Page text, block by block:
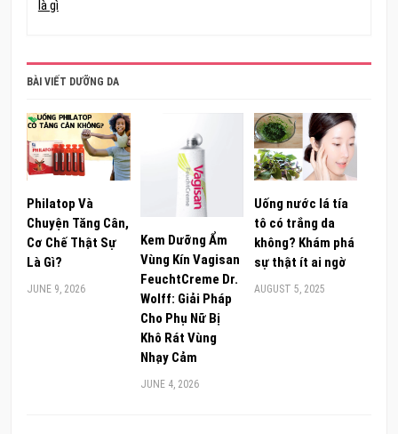
là gì
BÀI VIẾT DƯỠNG DA
Philatop Và
Chuyện Tăng Cân,
Cơ Chế Thật Sự
Là Gì?
JUNE 9, 2026
Kem Dưỡng Ẩm
Vùng Kín Vagisan
FeuchtCreme Dr.
Wolff: Giải Pháp
Cho Phụ Nữ Bị
Khô Rát Vùng
Nhạy Cảm
JUNE 4, 2026
Uống nước lá tía
tô có trắng da
không? Khám phá
sự thật ít ai ngờ
AUGUST 5, 2025